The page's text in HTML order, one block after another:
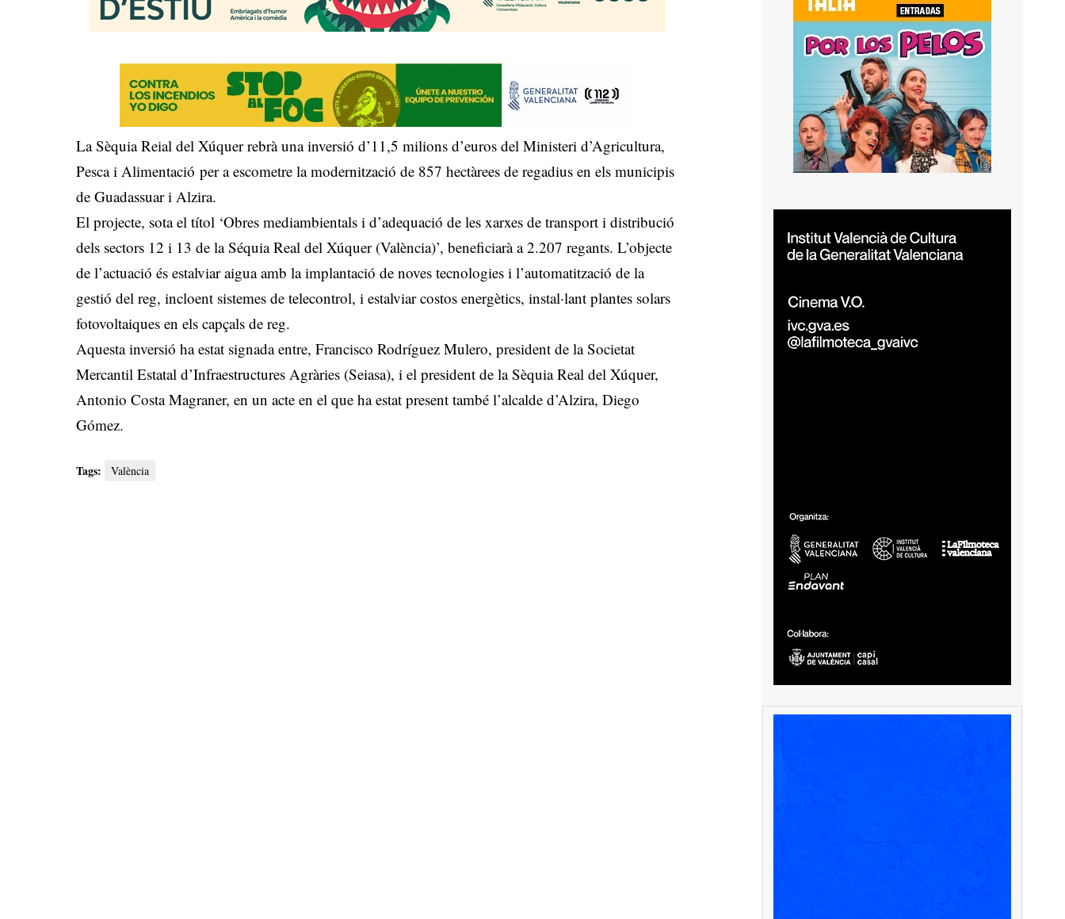
La Sèquia Reial del Xúquer rebrà una inversió d’11,5 milions d’euros del Ministeri d’Agricultura,
Pesca i Alimentació per a escometre la modernització de 857 hectàrees de regadius en els municipis
de Guadassuar i Alzira.
El projecte, sota el títol ‘Obres mediambientals i d’adequació de les xarxes de transport i distribució
dels sectors 12 i 13 de la Séquia Real del Xúquer (València)’, beneficiarà a 2.207 regants. L’objecte
de l’actuació és estalviar aigua amb la implantació de noves tecnologies i l’automatització de la
gestió del reg, incloent sistemes de telecontrol, i estalviar costos energètics, instal·lant plantes solars
fotovoltaiques en els capçals de reg.
Aquesta inversió ha estat signada entre, Francisco Rodríguez Mulero, president de la Societat
Mercantil Estatal d’Infraestructures Agràries (Seiasa), i el president de la Sèquia Real del Xúquer,
Antonio Costa Magraner, en un acte en el que ha estat present també l’alcalde d’Alzira, Diego
Gómez.
Tags: València